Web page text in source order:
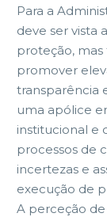
Para a
deve ser vista
proteção,
promover
transparência
uma apólice
institucional e
processos de
incertezas e
execução de
A perceção